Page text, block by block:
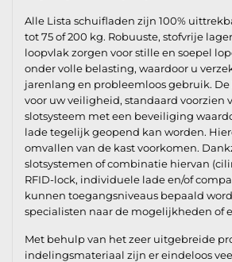
Alle Lista schuifladen zijn 100%
tot 75 of 200 kg. Robuuste, stofvrije
loopvlak zorgen voor stille en soepel
onder volle belasting, waardoor u
jarenlang en probleemloos gebruik.
voor uw veiligheid, standaard voorzien
slotsysteem met een beveiliging
lade tegelijk geopend kan worden.
omvallen van de kast voorkomen.
slotsystemen of combinatie hiervan
RFID-lock, individuele lade en/of
kunnen toegangsniveaus bepaald
specialisten naar de mogelijkheden of
Met behulp van het zeer uitgebreide
indelingsmateriaal zijn er eindeloos